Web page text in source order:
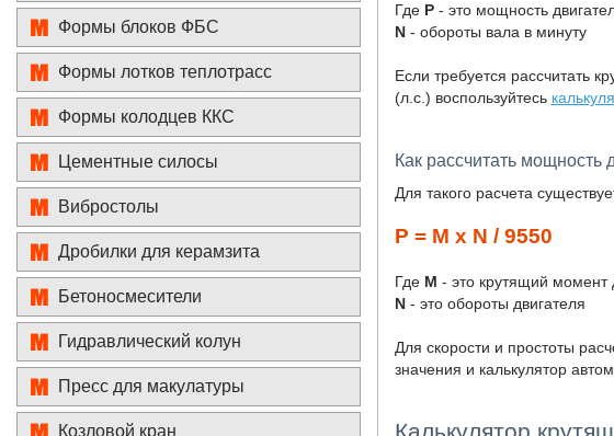
Формы блоков ФБС
Формы лотков теплотрасс
Формы колодцев ККС
Цементные силосы
Вибростолы
Дробилки для керамзита
Бетоносмесители
Гидравлический колун
Пресс для макулатуры
Козловой кран
Где P - это мощность
N - обороты вала в минуту
Если требуется рассчитать
(л.с.) воспользуйтесь
Как рассчитать мощность
Для такого расчета
P = M х N / 9550
Где M - это крутящий момент
N - это обороты двигателя
Для скорости и простоты
значения и калькулятор